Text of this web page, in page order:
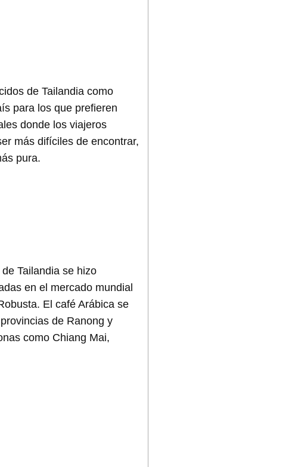
de Tailandia como
para los que prefieren
donde los viajeros
más difíciles de encontrar,
pura.
Tailandia se hizo
en el mercado mundial
El café Arábica se
de Ranong y
como Chiang Mai,